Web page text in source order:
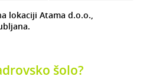
lokaciji Atama d.o.o.,
šolo?